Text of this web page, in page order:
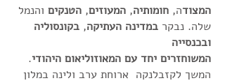
המצודה, חומותיה, המעוזים, הטנקים והנמל
שלה. נבקר במדינה העתיקה, בקונסוליה
ובכנסייה
המשוחזרים יחד עם המאוזוליאום היהודי.
המשך לקזבלנקה ארוחת ערב ולינה במלון